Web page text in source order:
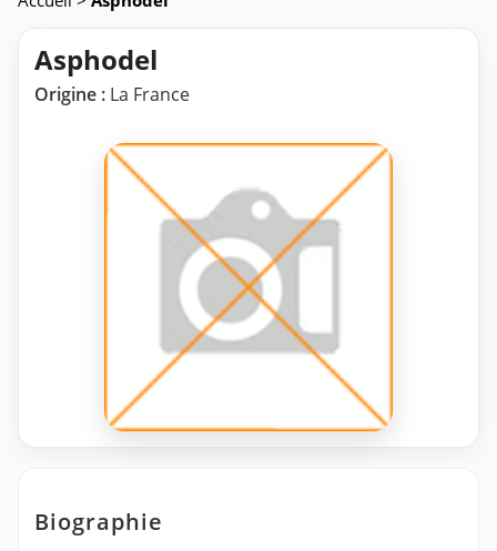
Asphodel
Origine : La France
Biographie